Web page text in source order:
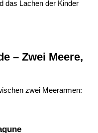
das Lachen der Kinder
– Zwei Meere,
zwei Meerarmen: